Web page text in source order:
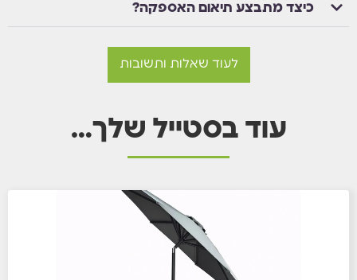
כיצד מתבצע תיאום האספקה?
לעוד שאלות ותשובות
עוד בסטייל שלך…